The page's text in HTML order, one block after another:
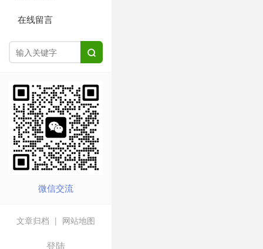
在线留言

微信交流
文章归档 | 网站地图
登陆